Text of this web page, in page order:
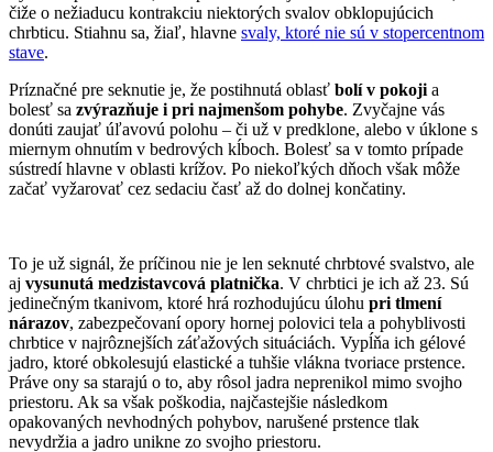
čiže o nežiaducu kontrakciu niektorých svalov obklopujúcich
chrbticu. Stiahnu sa, žiaľ, hlavne svaly, ktoré nie sú v stopercentnom
stave.
Príznačné pre seknutie je, že postihnutá oblasť bolí v pokoji a
bolesť sa zvýrazňuje i pri najmenšom pohybe. Zvyčajne vás
donúti zaujať úľavovú polohu – či už v predklone, alebo v úklone s
miernym ohnutím v bedrových kĺboch. Bolesť sa v tomto prípade
sústredí hlavne v oblasti krížov. Po niekoľkých dňoch však môže
začať vyžarovať cez sedaciu časť až do dolnej končatiny.
To je už signál, že príčinou nie je len seknuté chrbtové svalstvo, ale
aj vysunutá medzistavcová platnička. V chrbtici je ich až 23. Sú
jedinečným tkanivom, ktoré hrá rozhodujúcu úlohu pri tlmení
nárazov, zabezpečovaní opory hornej polovici tela a pohyblivosti
chrbtice v najrôznejších záťažových situáciách. Vypĺňa ich gélové
jadro, ktoré obkolesujú elastické a tuhšie vlákna tvoriace prstence.
Práve ony sa starajú o to, aby rôsol jadra neprenikol mimo svojho
priestoru. Ak sa však poškodia, najčastejšie následkom
opakovaných nevhodných pohybov, narušené prstence tlak
nevydržia a jadro unikne zo svojho priestoru.